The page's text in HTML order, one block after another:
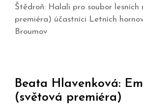
Štědroň: Halali pro soubor lesních
premiéra) účastníci Letních
Broumov
Beata Hlavenková:
(světová premiéra)